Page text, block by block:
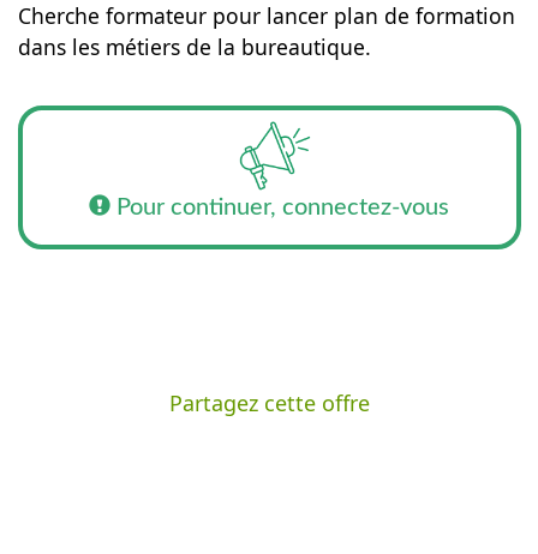
Cherche formateur pour lancer plan de formation
dans les métiers de la bureautique.
Pour continuer, connectez-vous
Partagez cette offre